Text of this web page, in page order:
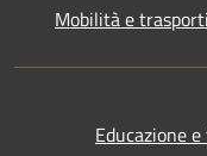
Mobilità e trasporti
Educazione